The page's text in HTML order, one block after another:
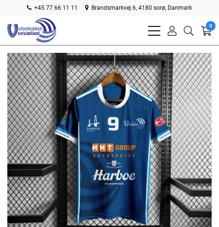
+45 77 66 11 11 Brandsmarkvej 6, 4180 sorø, Danmark
bars
user
search
0